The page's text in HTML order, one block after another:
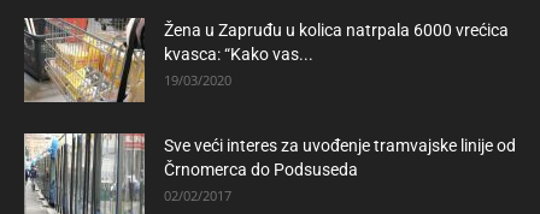
Žena u Zapruđu u kolica natrpala 6000 vrećica
kvasca: “Kako vas...
19/03/2020
Sve veći interes za uvođenje tramvajske linije od
Črnomerca do Podsuseda
02/02/2017